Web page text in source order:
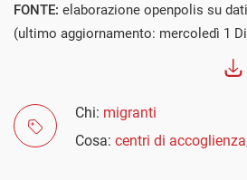
FONTE: elaborazione openpolis su dati
(ultimo aggiornamento: mercoledì 1
Chi: migranti
Cosa: centri di accoglienza